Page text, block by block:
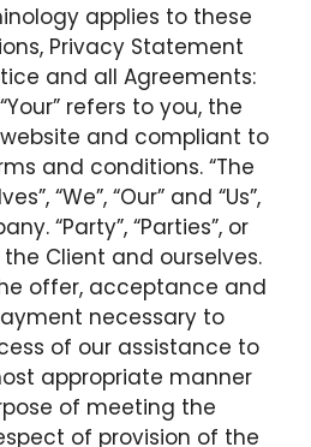
applies to these
Privacy Statement
and all Agreements:
refers to you, the
and compliant to
and conditions. “The
“We”, “Our” and “Us”,
“Party”, “Parties”, or
the Client and ourselves.
offer, acceptance and
necessary to
of our assistance to
appropriate manner
of meeting the
of provision of the